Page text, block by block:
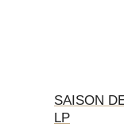
SAISON
LP